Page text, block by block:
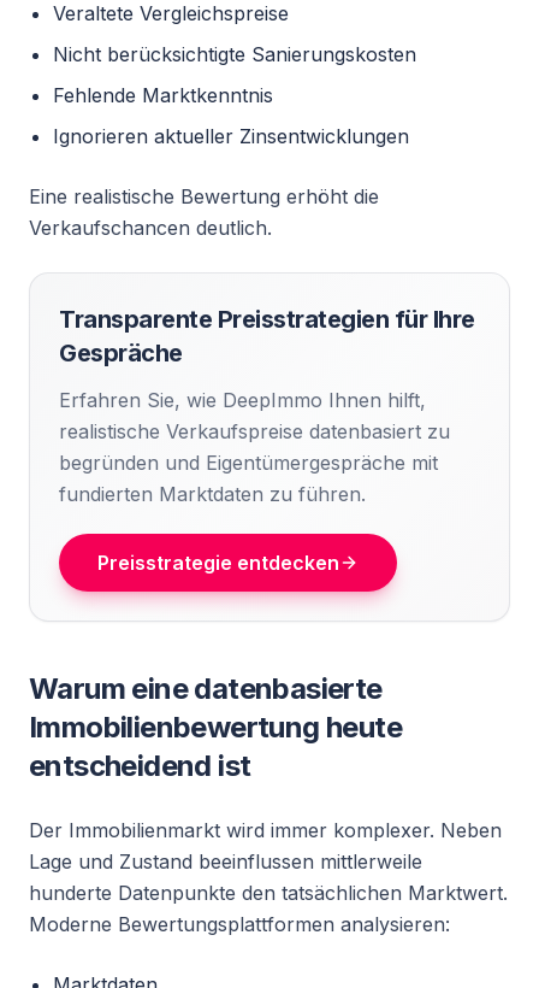
Veraltete Vergleichspreise
Nicht berücksichtigte Sanierungskosten
Fehlende Marktkenntnis
Ignorieren aktueller Zinsentwicklungen
Eine realistische Bewertung erhöht die
Verkaufschancen deutlich.
Transparente Preisstrategien für Ihre
Gespräche
Erfahren Sie, wie DeepImmo Ihnen hilft,
realistische Verkaufspreise datenbasiert zu
begründen und Eigentümergespräche mit
fundierten Marktdaten zu führen.
Preisstrategie entdecken
Warum eine datenbasierte
Immobilienbewertung heute
entscheidend ist
Der Immobilienmarkt wird immer komplexer. Neben
Lage und Zustand beeinflussen mittlerweile
hunderte Datenpunkte den tatsächlichen Marktwert.
Moderne Bewertungsplattformen analysieren: